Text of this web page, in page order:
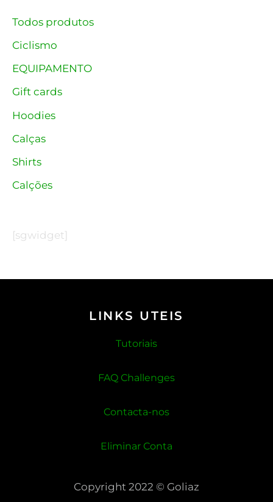
Todos produtos
Ciclismo
EQUIPAMENTO
Gift cards
Hoodies
Calças
Shirts
Calções
[sgwidget]
LINKS UTEIS
Tutoriais
FAQ Challenges
Contacta-nos
Eliminar Conta
Copyright 2022 © Goliaz